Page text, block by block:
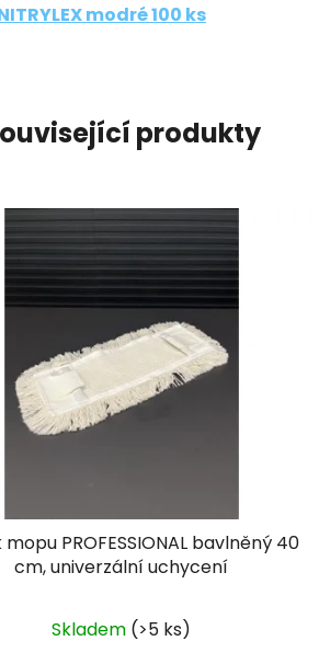
modré 100 ks
produkty
mopu PROFESSIONAL bavlněný 40
cm, univerzální uchycení
Skladem (>5 ks)